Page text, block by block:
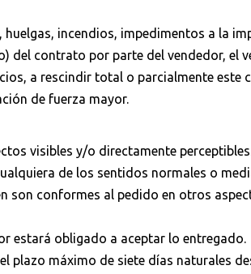
incendios, impedimentos a la
del contrato por parte del vendedor, el
a rescindir total o parcialmente este
de fuerza mayor.
visibles y/o directamente
de los sentidos normales o
conformes al pedido en otros
estará obligado a aceptar lo entregado.
plazo máximo de siete días naturales